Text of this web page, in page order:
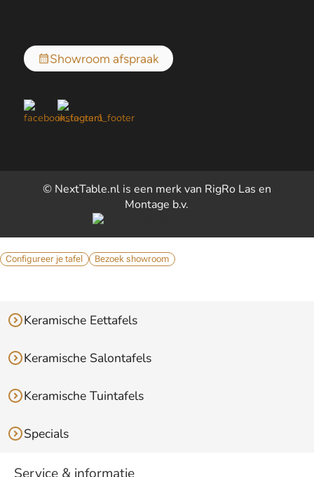
Showroom afspraak
© NextTable.nl is een merk van RigRo Las en
Montage b.v.
Configureer je tafel Bezoek showroom
Keramische Eettafels
Keramische Salontafels
Keramische Tuintafels
Specials